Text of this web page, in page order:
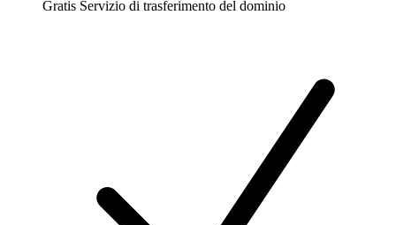
Gratis Servizio di trasferimento del dominio